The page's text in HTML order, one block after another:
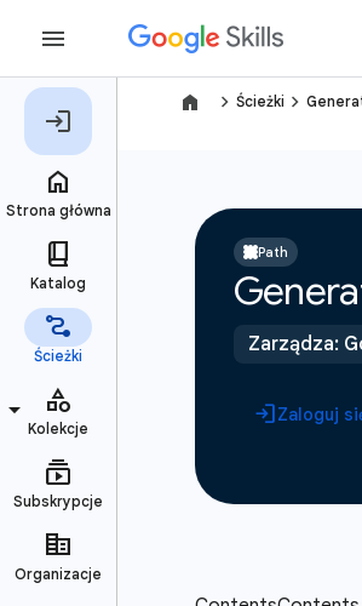
navigate_next Ścieżki navigate_next
Path
Zarządza:
Zaloguj